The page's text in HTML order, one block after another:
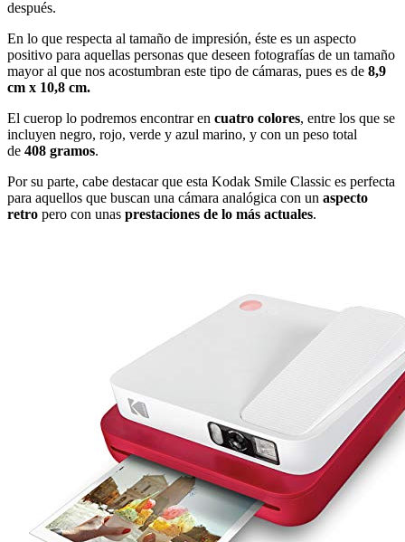
después.
En lo que respecta al tamaño de impresión, éste es un aspecto
positivo para aquellas personas que deseen fotografías de un tamaño
mayor al que nos acostumbran este tipo de cámaras, pues es de 8,9
cm x 10,8 cm.
El cuerop lo podremos encontrar en cuatro colores, entre los que se
incluyen negro, rojo, verde y azul marino, y con un peso total
de 408 gramos.
Por su parte, cabe destacar que esta Kodak Smile Classic es perfecta
para aquellos que buscan una cámara analógica con un aspecto
retro pero con unas prestaciones de lo más actuales.